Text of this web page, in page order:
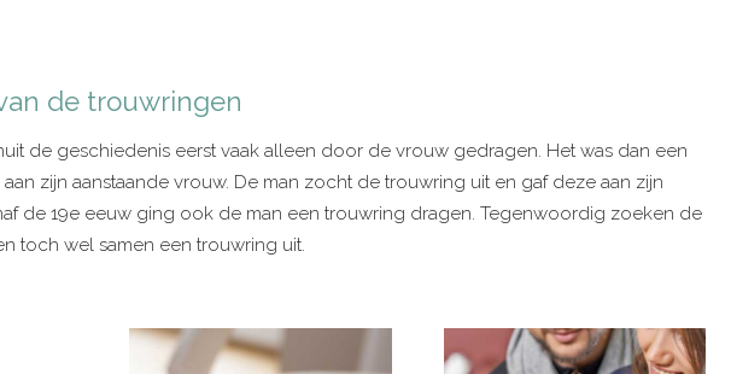
de trouwringen
de geschiedenis eerst vaak alleen door de vrouw gedragen. Het was dan een
zijn aanstaande vrouw. De man zocht de trouwring uit en gaf deze aan zijn
de 19e eeuw ging ook de man een trouwring dragen. Tegenwoordig zoeken de
toch wel samen een trouwring uit.